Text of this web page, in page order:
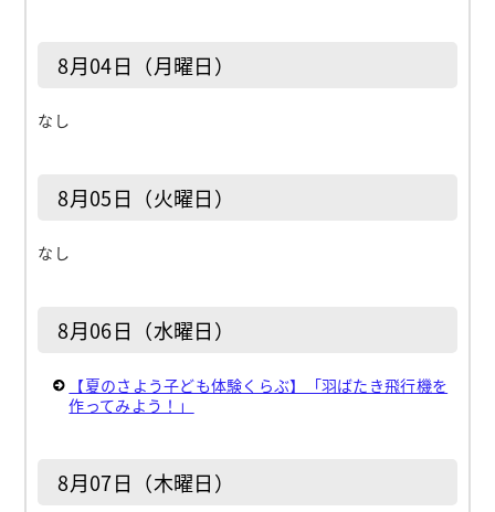
8月04日（月曜日）
なし
8月05日（火曜日）
なし
8月06日（水曜日）
【夏のさよう子ども体験くらぶ】「羽ばたき飛行機を
作ってみよう！」
8月07日（木曜日）